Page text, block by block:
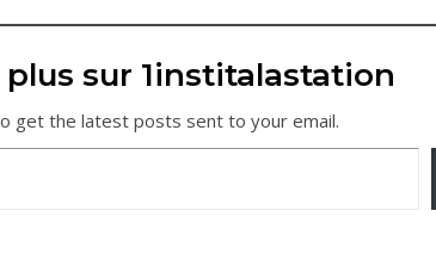
plus sur 1institalastation
get the latest posts sent to your email.